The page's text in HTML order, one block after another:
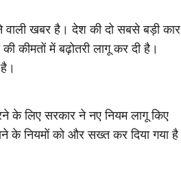
खबर है। देश की दो सबसे बड़ी कार
कीमतों में बढ़ोतरी लागू कर दी है।
के लिए सरकार ने नए नियम लागू किए
के नियमों को और सख्त कर दिया गया है